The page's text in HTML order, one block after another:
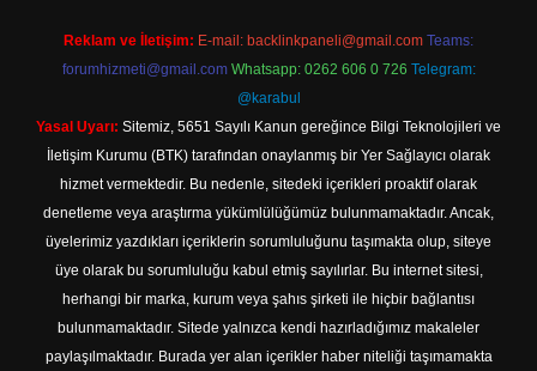
Reklam ve İletişim: E-mail: backlinkpaneli@gmail.com Teams:
forumhizmeti@gmail.com Whatsapp: 0262 606 0 726 Telegram:
@karabul
Yasal Uyarı: Sitemiz, 5651 Sayılı Kanun gereğince Bilgi Teknolojileri ve
İletişim Kurumu (BTK) tarafından onaylanmış bir Yer Sağlayıcı olarak
hizmet vermektedir. Bu nedenle, sitedeki içerikleri proaktif olarak
denetleme veya araştırma yükümlülüğümüz bulunmamaktadır. Ancak,
üyelerimiz yazdıkları içeriklerin sorumluluğunu taşımakta olup, siteye
üye olarak bu sorumluluğu kabul etmiş sayılırlar. Bu internet sitesi,
herhangi bir marka, kurum veya şahıs şirketi ile hiçbir bağlantısı
bulunmamaktadır. Sitede yalnızca kendi hazırladığımız makaleler
paylaşılmaktadır. Burada yer alan içerikler haber niteliği taşımamakta